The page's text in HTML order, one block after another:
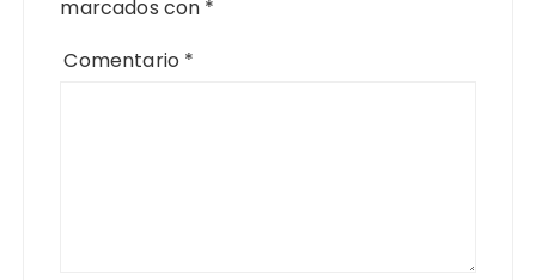
marcados con *
Comentario *